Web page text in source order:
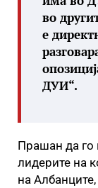
во
е
ДУИ“.
Прашан да го
лидерите на
на